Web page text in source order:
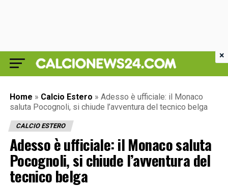
Home » Calcio Estero » Adesso è ufficiale: il Monaco
saluta Pocognoli, si chiude l’avventura del tecnico belga
CALCIO ESTERO
Adesso è ufficiale: il Monaco saluta
Pocognoli, si chiude l’avventura del
tecnico belga
×